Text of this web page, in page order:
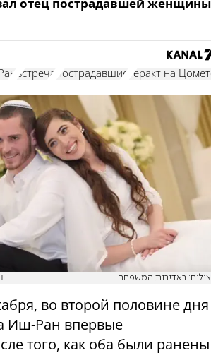
встреча пострадавшие теракт на
צילום: באדיבות המשפחה
во второй половине дня
Иш-Ран впервые
того, как оба были ранены